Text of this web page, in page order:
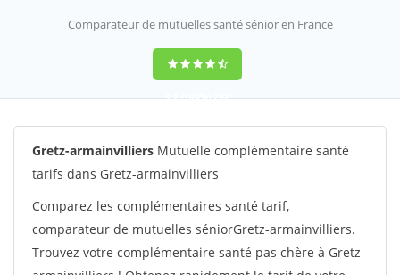
Comparateur de mutuelles santé sénior en France
9,2(100%)242
votes
Gretz-armainvilliers Mutuelle complémentaire santé
tarifs dans Gretz-armainvilliers
Comparez les complémentaires santé tarif,
comparateur de mutuelles séniorGretz-armainvilliers.
Trouvez votre complémentaire santé pas chère à Gretz-